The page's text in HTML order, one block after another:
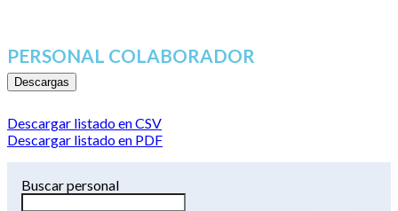
PERSONAL COLABORADOR
Descargas
Descargar listado en CSV
Descargar listado en PDF
Buscar personal